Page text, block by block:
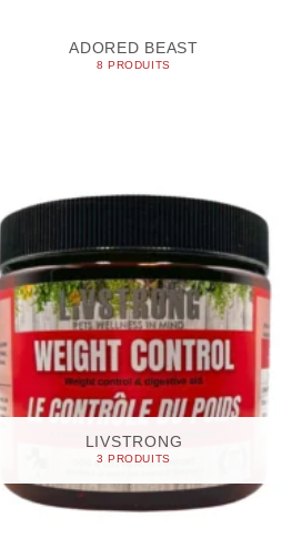
ADORED BEAST
8 PRODUITS
LIVSTRONG
3 PRODUITS